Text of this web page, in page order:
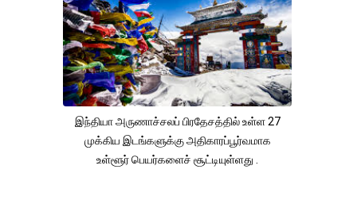
இந்தியா அருணாச்சலப் பிரதேசத்தில் உள்ள 27
முக்கிய இடங்களுக்கு அதிகாரப்பூர்வமாக
உள்ளூர் பெயர்களைச் சூட்டியுள்ளது .